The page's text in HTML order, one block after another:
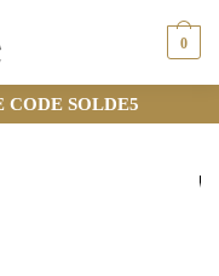
0
SOLDE5